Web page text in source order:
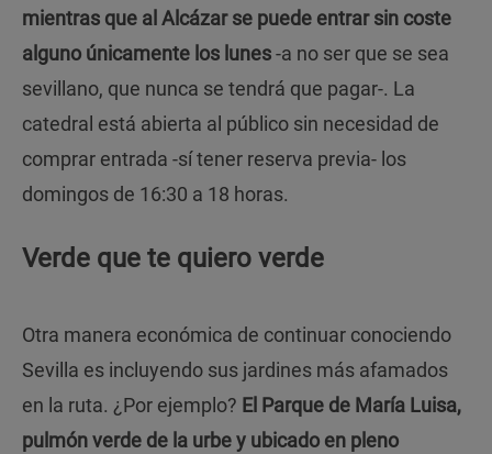
mientras que al Alcázar se puede entrar sin coste
alguno únicamente los lunes-a no ser que se sea
sevillano, que nunca se tendrá que pagar-. La
catedral está abierta al público sin necesidad de
comprar entrada -sí tener reserva previa- los
domingos de 16:30 a 18 horas.
Verde que te quiero verde
Otra manera económica de continuar conociendo
Sevilla es incluyendo sus jardines más afamados
en la ruta. ¿Por ejemplo? El Parque de María Luisa,
pulmón verde de la urbe y ubicado en pleno